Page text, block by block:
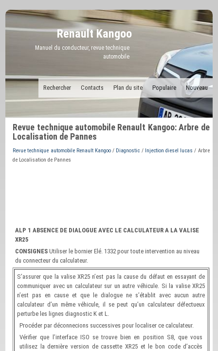
Renault Kangoo
Manuel du conducteur, revue technique
automobile
Nouveau
Populaire
Plan du site
Contacts
Rechercher
Revue technique automobile Renault Kangoo: Arbre de
Localisation de Pannes
Revue technique automobile Renault Kangoo/ Diagnostic / Injection diesel lucas / Arbre
de Localisation de Pannes
ALP 1 ABSENCE DE DIALOGUE AVEC LE CALCULATEUR A LA VALISE
XR25
CONSIGNESUtiliser le bornier Elé. 1332 pour toute intervention au niveau
du connecteur du calculateur.
S’assurer que la valise XR25 n’est pas la cause du défaut en essayant de
communiquer avec un calculateur sur un autre véhicule. Si la valise XR25
n’est pas en cause et que le dialogue ne s’établit avec aucun autre
calculateur d’un même véhicule, il se peut qu’un calculateur défectueux
perturbe les lignes diagnostic K et L.
Procéder par déconnecions successives pour localiser ce calculateur.
Vérifier que l’interface ISO se trouve bien en position S8, que vous
utilisez la dernière version de cassette XR25 et le bon code d’accès